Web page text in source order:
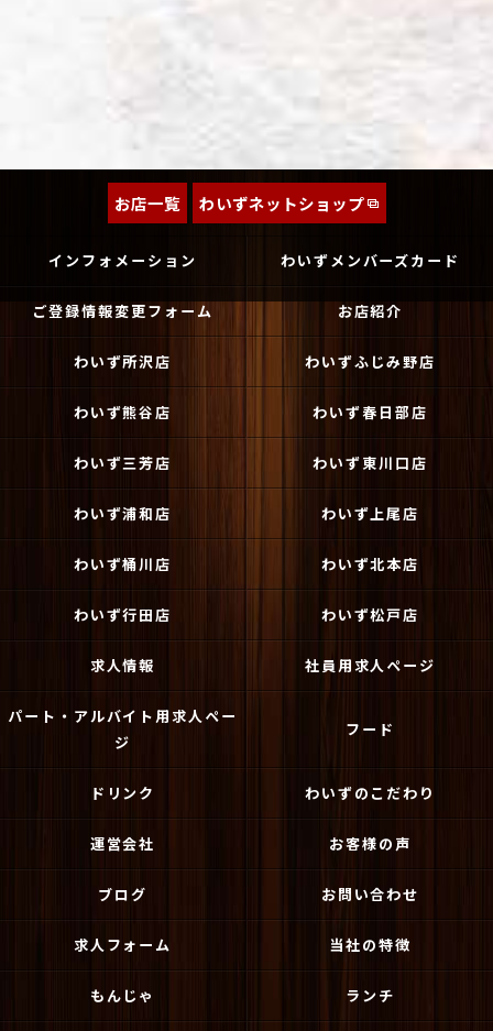
お店一覧 わいずネットショップ
インフォメーション わいずメンバーズカード
ご登録情報変更フォーム お店紹介
わいず所沢店 わいずふじみ野店
わいず熊谷店 わいず春日部店
わいず三芳店 わいず東川口店
わいず浦和店 わいず上尾店
わいず桶川店 わいず北本店
わいず行田店 わいず松戸店
求人情報 社員用求人ページ
パート・アルバイト用求人ペー
ジ
フード
ドリンク わいずのこだわり
運営会社 お客様の声
ブログ お問い合わせ
求人フォーム 当社の特徴
もんじゃ ランチ